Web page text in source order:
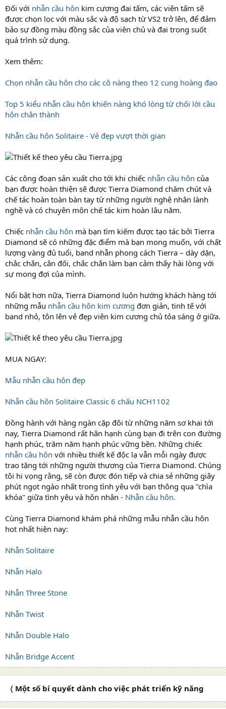
Đối với nhẫn cầu hôn kim cương đai tấm, các viên tấm sẽ
được chọn lọc với màu sắc và độ sạch từ VS2 trở lên, để đảm
bảo sự đồng màu đồng sắc của viên chủ và đai trong suốt
quá trình sử dụng.
Xem thêm:
Chọn nhẫn cầu hôn cho các cô nàng theo 12 cung hoàng đạo
Top 5 kiểu nhẫn cầu hôn khiến nàng khó lòng từ chối lời cầu
hôn chân thành
Nhẫn cầu hôn Solitaire - Vẻ đẹp vượt thời gian
Các công đoạn sản xuất cho tới khi chiếc nhẫn cầu hôn của
bạn được hoàn thiện sẽ được Tierra Diamond chăm chút và
chế tác hoàn toàn bàn tay từ những người nghệ nhân lành
nghề và có chuyên môn chế tác kim hoàn lâu năm.
Chiếc nhẫn cầu hôn mà bạn tìm kiếm được tạo tác bởi Tierra
Diamond sẽ có những đặc điểm mà bạn mong muốn, với chất
lượng vàng đủ tuổi, band nhẫn phong cách Tierra – dày dặn,
chắc chắn, cân đối, chắc chắn làm bạn cảm thấy hài lòng với
sự mong đợi của mình.
Nổi bật hơn nữa, Tierra Diamond luôn hướng khách hàng tới
những mẫu nhẫn cầu hôn kim cương đơn giản, tinh tế với
band nhỏ, tôn lên vẻ đẹp viên kim cương chủ tỏa sáng ở giữa.
MUA NGAY:
Mẫu nhẫn cầu hôn đẹp
Nhẫn cầu hôn Solitaire Classic 6 chấu NCH1102
Đồng hành với hàng ngàn cặp đôi từ những năm sơ khai tới
nay, Tierra Diamond rất hân hạnh cùng bạn đi trên con đường
hạnh phúc, trăm năm hạnh phúc vững bền. Những chiếc
nhẫn cầu hôn với nhiều thiết kế độc lạ vẫn mỗi ngày được
trao tặng tới những người thương của Tierra Diamond. Chúng
tôi hi vọng rằng, sẽ còn được đón tiếp và chia sẻ những giây
phút ngọt ngào nhất trong tình yêu với bạn thông qua "chìa
khóa" giữa tình yêu và hôn nhân - Nhẫn cầu hôn.
Cùng Tierra Diamond khám phá những mẫu nhẫn cầu hôn
hot nhất hiện nay:
Nhẫn Solitaire
Nhẫn Halo
Nhẫn Three Stone
Nhẫn Twist
Nhẫn Double Halo
Nhẫn Bridge Accent
〈 Một số bí quyết dành cho việc phát triển kỹ năng